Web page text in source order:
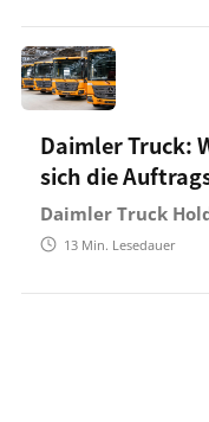
Daimler Truck:
sich die
Daimler Truck
13 Min. Lesedauer